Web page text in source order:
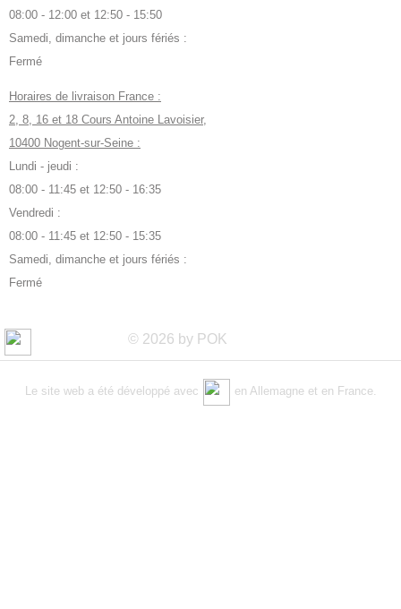
08:00 - 12:00 et 12:50 - 15:50
Samedi, dimanche et jours fériés :
Fermé
Horaires de livraison France :
2, 8, 16 et 18 Cours Antoine Lavoisier,
10400 Nogent-sur-Seine :
Lundi - jeudi :
08:00 - 11:45 et 12:50 - 16:35
Vendredi :
08:00 - 11:45 et 12:50 - 15:35
Samedi, dimanche et jours fériés :
Fermé
© 2026 by POK
Le site web a été développé avec en Allemagne et en France.